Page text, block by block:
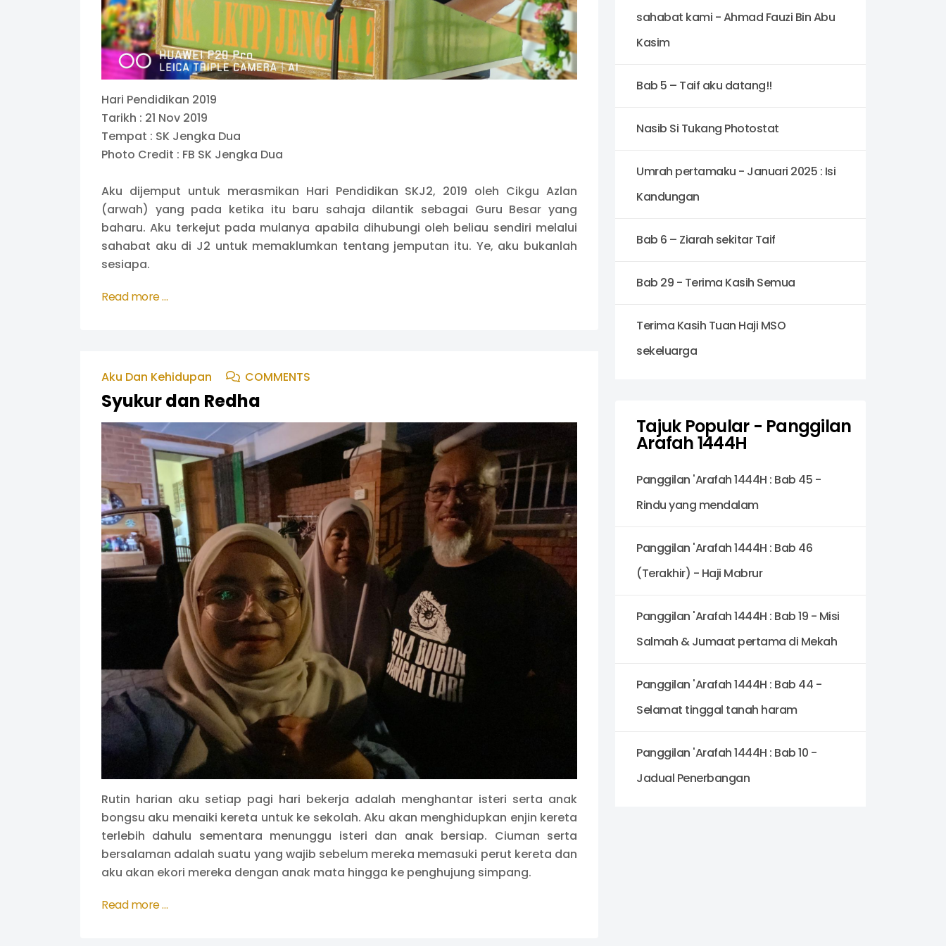
Hari Pendidikan 2019
Tarikh : 21 Nov 2019
Tempat : SK Jengka Dua
Photo Credit : FB SK Jengka Dua
Aku dijemput untuk merasmikan Hari Pendidikan SKJ2, 2019 oleh Cikgu Azlan
(arwah) yang pada ketika itu baru sahaja dilantik sebagai Guru Besar yang
baharu. Aku terkejut pada mulanya apabila dihubungi oleh beliau sendiri melalui
sahabat aku di J2 untuk memaklumkan tentang jemputan itu. Ye, aku bukanlah
sesiapa.
Read more …
Aku Dan Kehidupan COMMENTS
Syukur dan Redha
Rutin harian aku setiap pagi hari bekerja adalah menghantar isteri serta anak
bongsu aku menaiki kereta untuk ke sekolah. Aku akan menghidupkan enjin kereta
terlebih dahulu sementara menunggu isteri dan anak bersiap. Ciuman serta
bersalaman adalah suatu yang wajib sebelum mereka memasuki perut kereta dan
aku akan ekori mereka dengan anak mata hingga ke penghujung simpang.
Read more …
sahabat kami - Ahmad Fauzi Bin Abu
Kasim
Bab 5 – Taif aku datang!!
Nasib Si Tukang Photostat
Umrah pertamaku - Januari 2025 : Isi
Kandungan
Bab 6 – Ziarah sekitar Taif
Bab 29 - Terima Kasih Semua
Terima Kasih Tuan Haji MSO
sekeluarga
Tajuk Popular - Panggilan
Arafah 1444H
Panggilan 'Arafah 1444H : Bab 45 -
Rindu yang mendalam
Panggilan 'Arafah 1444H : Bab 46
(Terakhir) - Haji Mabrur
Panggilan 'Arafah 1444H : Bab 19 - Misi
Salmah & Jumaat pertama di Mekah
Panggilan 'Arafah 1444H : Bab 44 -
Selamat tinggal tanah haram
Panggilan 'Arafah 1444H : Bab 10 -
Jadual Penerbangan